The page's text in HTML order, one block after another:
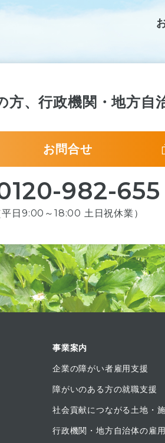
方、行政機関・地方自
お問合せ
982-655
平日9:00～18:00 土日祝休業）
事業案内
企業の障がい者雇用支援
障がいのある方の就職支援
社会貢献につながる土地・
行政機関・地方自治体の雇